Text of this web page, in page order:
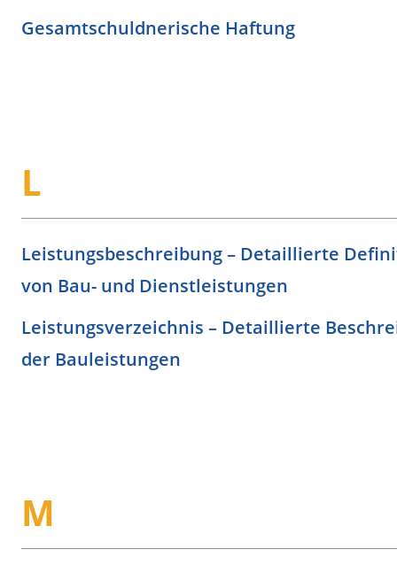
Gesamtschuldnerische Haftung
L
Leistungsbeschreibung – Detaillierte
von Bau- und Dienstleistungen
Leistungsverzeichnis – Detaillierte
der Bauleistungen
M